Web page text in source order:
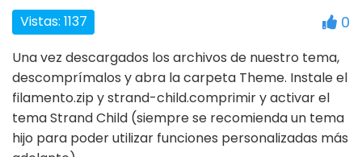
Vistas: 1137 0
Una vez descargados los archivos de nuestro tema,
descomprímalos y abra la carpeta Theme. Instale el
filamento.zip y strand-child.comprimir y activar el
tema Strand Child (siempre se recomienda un tema
hijo para poder utilizar funciones personalizadas más